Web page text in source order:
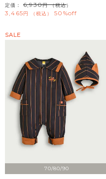
定価： 6,930 （税込）
3,465 税込 50%off
70/80/90
SALE